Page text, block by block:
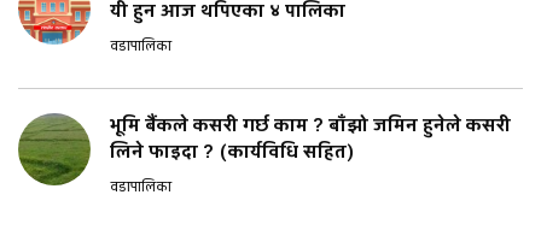
यी हुन आज थपिएका ४ पालिका
वडापालिका
भूमि बैंकले कसरी गर्छ काम ? बाँझो जमिन हुनेले कसरी
लिने फाइदा ? (कार्यविधि सहित)
वडापालिका